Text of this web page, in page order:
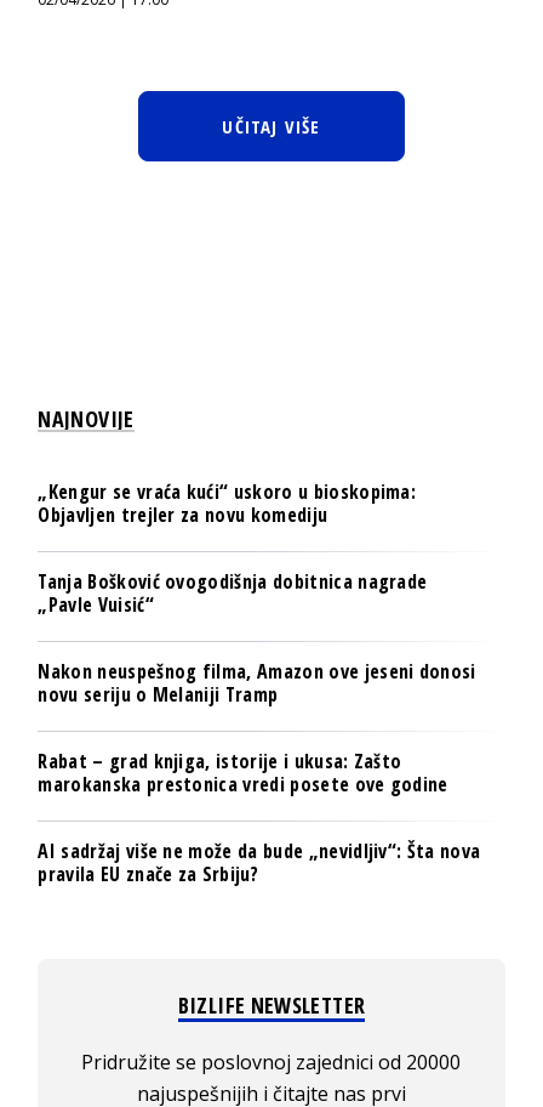
UČITAJ VIŠE
NAJNOVIJE
„Kengur se vraća kući“ uskoro u bioskopima:
Objavljen trejler za novu komediju
Tanja Bošković ovogodišnja dobitnica nagrade
„Pavle Vuisić“
Nakon neuspešnog filma, Amazon ove jeseni donosi
novu seriju o Melaniji Tramp
Rabat – grad knjiga, istorije i ukusa: Zašto
marokanska prestonica vredi posete ove godine
AI sadržaj više ne može da bude „nevidljiv“: Šta nova
pravila EU znače za Srbiju?
BIZLIFE NEWSLETTER
Pridružite se poslovnoj zajednici od 20000
najuspešnijih i čitajte nas prvi